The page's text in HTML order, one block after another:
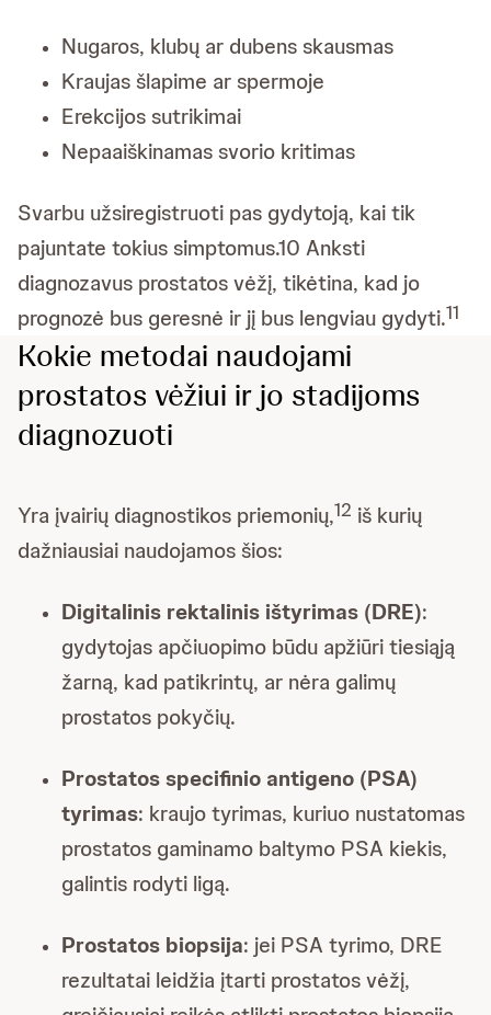
Nugaros, klubų ar dubens skausmas
Kraujas šlapime ar spermoje
Erekcijos sutrikimai
Nepaaiškinamas svorio kritimas
Svarbu užsiregistruoti pas gydytoją, kai tik
pajuntate tokius simptomus.10 Anksti
diagnozavus prostatos vėžį, tikėtina, kad jo
prognozė bus geresnė ir jį bus lengviau gydyti.11
Kokie metodai naudojami
prostatos vėžiui ir jo stadijoms
diagnozuoti
Yra įvairių diagnostikos priemonių,12 iš kurių
dažniausiai naudojamos šios:
Digitalinis rektalinis ištyrimas (DRE):
gydytojas apčiuopimo būdu apžiūri tiesiąją
žarną, kad patikrintų, ar nėra galimų
prostatos pokyčių.
Prostatos specifinio antigeno (PSA)
tyrimas: kraujo tyrimas, kuriuo nustatomas
prostatos gaminamo baltymo PSA kiekis,
galintis rodyti ligą.
Prostatos biopsija: jei PSA tyrimo, DRE
rezultatai leidžia įtarti prostatos vėžį,